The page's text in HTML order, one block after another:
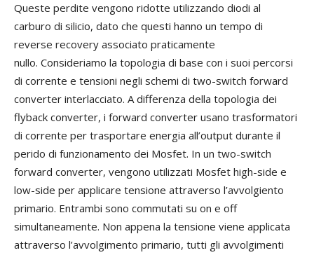
Queste perdite vengono ridotte utilizzando diodi al
carburo di silicio, dato che questi hanno un tempo di
reverse recovery associato praticamente
nullo. Consideriamo la topologia di base con i suoi percorsi
di corrente e tensioni negli schemi di two-switch forward
converter interlacciato. A differenza della topologia dei
flyback converter, i forward converter usano trasformatori
di corrente per trasportare energia all’output durante il
perido di funzionamento dei Mosfet. In un two-switch
forward converter, vengono utilizzati Mosfet high-side e
low-side per applicare tensione attraverso l’avvolgiento
primario. Entrambi sono commutati su on e off
simultaneamente. Non appena la tensione viene applicata
attraverso l’avvolgimento primario, tutti gli avvolgimenti